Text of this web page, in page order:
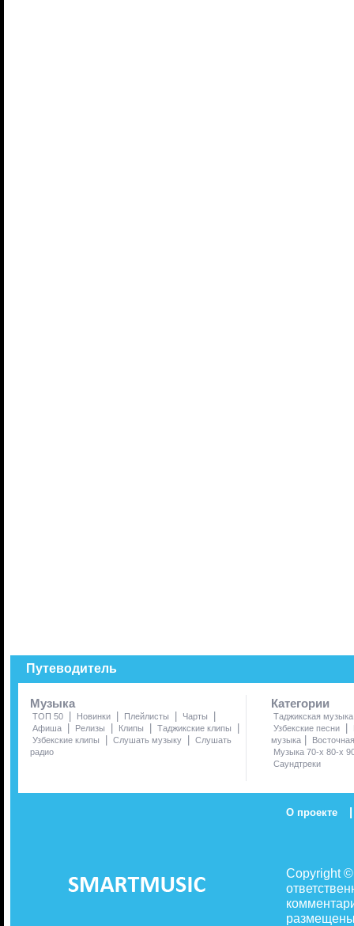
Путеводитель
Музыка
ТОП 50 | Новинки | Плейлисты | Чарты |
Афиша | Релизы | Клипы | Таджикские клипы |
Узбекские клипы | Слушать музыку | Слушать
радио
Категории
Таджикская музыка
Узбекские песни
|
музыка |
Музыка 70-х 80-х
Саундтреки
О проекте |
Copyright
размещены